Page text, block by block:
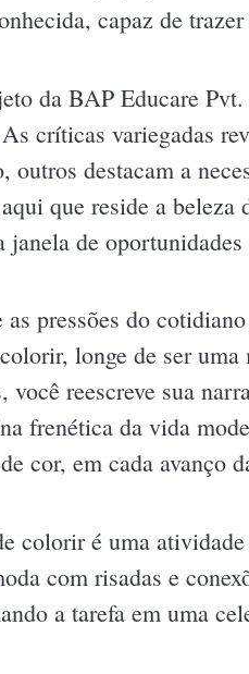
capaz de
da BAP Educare
críticas variegadas
destacam a
que reside a beleza
de
pressões do
longe de ser uma
reescreve sua
frenética da vida
cor, em cada avanço
colorir é uma
com risadas e
a tarefa em uma